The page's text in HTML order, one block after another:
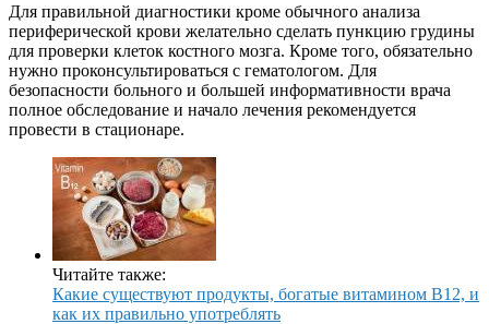
Для правильной диагностики кроме обычного анализа
периферической крови желательно сделать пункцию грудины
для проверки клеток костного мозга. Кроме того, обязательно
нужно проконсультироваться с гематологом. Для
безопасности больного и большей информативности врача
полное обследование и начало лечения рекомендуется
провести в стационаре.
Читайте также:
Какие существуют продукты, богатые витамином В12, и
как их правильно употреблять